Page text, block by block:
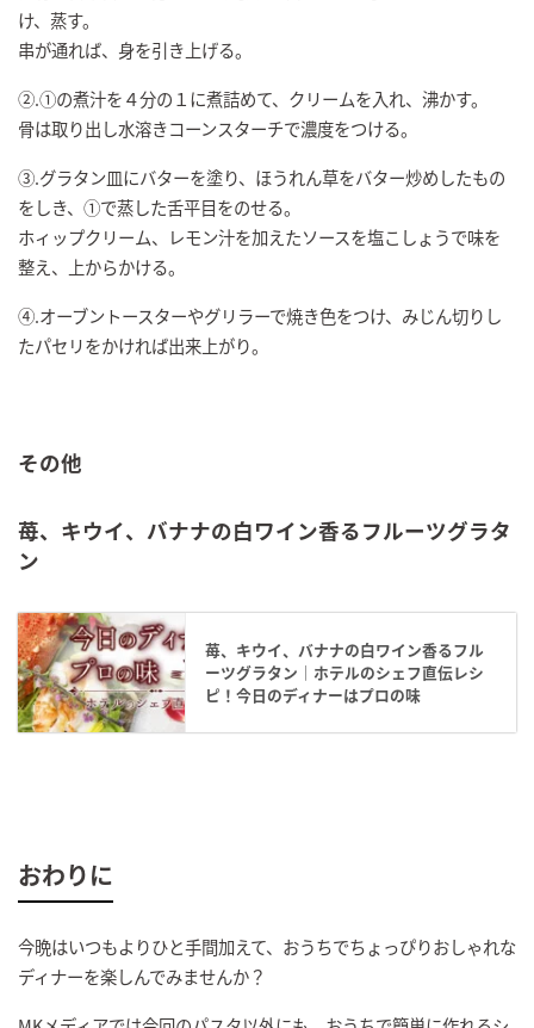
け、蒸す。
串が通れば、身を引き上げる。
②.①の煮汁を４分の１に煮詰めて、クリームを入れ、沸かす。
骨は取り出し水溶きコーンスターチで濃度をつける。
③.グラタン皿にバターを塗り、ほうれん草をバター炒めしたもの
をしき、①で蒸した舌平目をのせる。
ホィップクリーム、レモン汁を加えたソースを塩こしょうで味を
整え、上からかける。
④.オーブントースターやグリラーで焼き色をつけ、みじん切りし
たパセリをかければ出来上がり。
その他
苺、キウイ、バナナの白ワイン香るフルーツグラタ
ン
苺、キウイ、バナナの白ワイン香るフル
ーツグラタン｜ホテルのシェフ直伝レシ
ピ！今日のディナーはプロの味
おわりに
今晩はいつもよりひと手間加えて、おうちでちょっぴりおしゃれな
ディナーを楽しんでみませんか？